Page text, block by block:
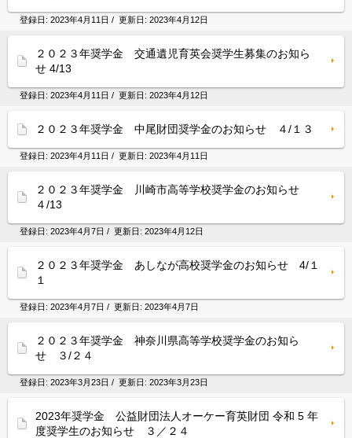
登録日: 2023年4月11日 / 更新日: 2023年4月12日
２０２３年奨学金 交通遺児育英会奨学生募集のお知ら
せ 4/13
登録日: 2023年4月11日 / 更新日: 2023年4月12日
２０２３年奨学金 中尾財団奨学金のお知らせ ４/１３
登録日: 2023年4月11日 / 更新日: 2023年4月11日
２０２３年奨学金 川崎市高等学校奨学金のお知らせ
４/13
登録日: 2023年4月7日 / 更新日: 2023年4月12日
２０２３年奨学金 あしなが高校奨学金のお知らせ 4/１
１
登録日: 2023年4月7日 / 更新日: 2023年4月7日
２０２３年奨学金 神奈川県高等学校奨学金のお知ら
せ ３/２４
登録日: 2023年3月23日 / 更新日: 2023年3月23日
2023年奨学金 公益財団法人オーケー育英財団 令和 5 年
度奨学生のお知らせ ３／２４